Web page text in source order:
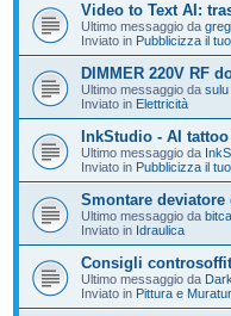
Video to Text AI:
Ultimo messaggio da
Inviato in Pubblicizza il
DIMMER 220V RF
Ultimo messaggio da sulu
Inviato in Elettricità
InkStudio - AI
Ultimo messaggio da
Inviato in Pubblicizza il
Smontare deviatore
Ultimo messaggio da
Inviato in Idraulica
Consigli
Ultimo messaggio da
Inviato in Pittura e